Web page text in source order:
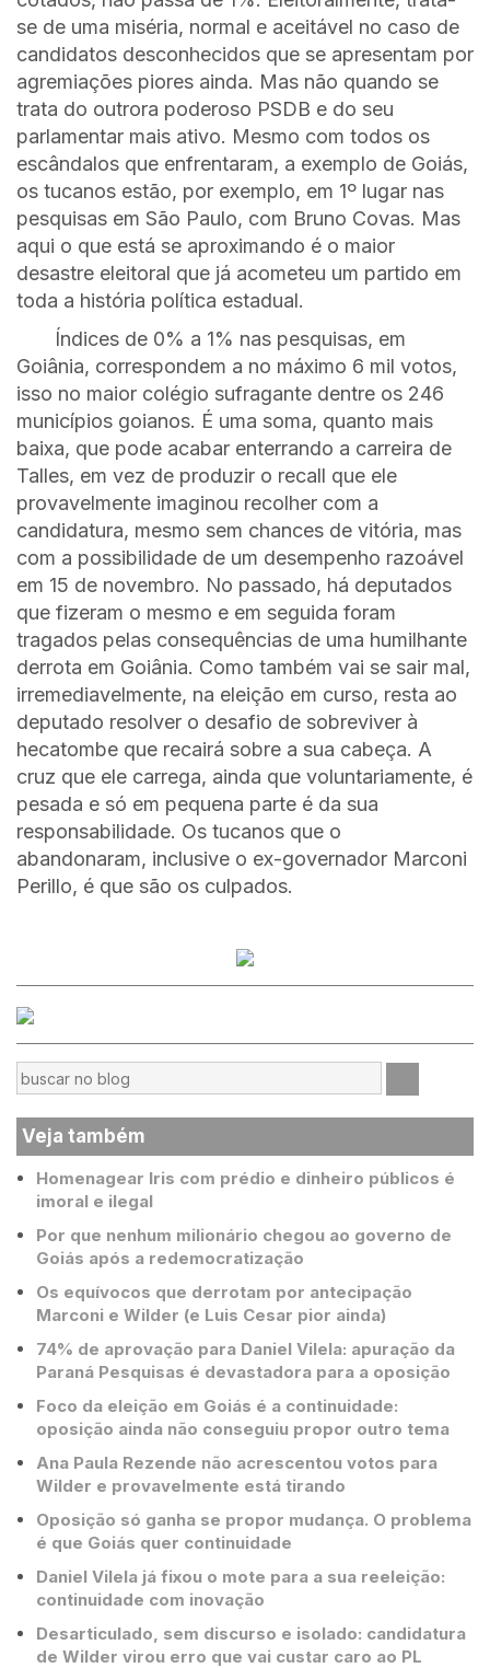
se de uma miséria, normal e aceitável no caso de
candidatos desconhecidos que se apresentam por
agremiações piores ainda. Mas não quando se
trata do outrora poderoso PSDB e do seu
parlamentar mais ativo. Mesmo com todos os
escândalos que enfrentaram, a exemplo de Goiás,
os tucanos estão, por exemplo, em 1º lugar nas
pesquisas em São Paulo, com Bruno Covas. Mas
aqui o que está se aproximando é o maior
desastre eleitoral que já acometeu um partido em
toda a história política estadual.
Índices de 0% a 1% nas pesquisas, em
Goiânia, correspondem a no máximo 6 mil votos,
isso no maior colégio sufragante dentre os 246
municípios goianos. É uma soma, quanto mais
baixa, que pode acabar enterrando a carreira de
Talles, em vez de produzir o recall que ele
provavelmente imaginou recolher com a
candidatura, mesmo sem chances de vitória, mas
com a possibilidade de um desempenho razoável
em 15 de novembro. No passado, há deputados
que fizeram o mesmo e em seguida foram
tragados pelas consequências de uma humilhante
derrota em Goiânia. Como também vai se sair mal,
irremediavelmente, na eleição em curso, resta ao
deputado resolver o desafio de sobreviver à
hecatombe que recairá sobre a sua cabeça. A
cruz que ele carrega, ainda que voluntariamente, é
pesada e só em pequena parte é da sua
responsabilidade. Os tucanos que o
abandonaram, inclusive o ex-governador Marconi
Perillo, é que são os culpados.
Veja também
Homenagear Iris com prédio e dinheiro públicos é
imoral e ilegal
Por que nenhum milionário chegou ao governo de
Goiás após a redemocratização
Os equívocos que derrotam por antecipação
Marconi e Wilder (e Luis Cesar pior ainda)
74% de aprovação para Daniel Vilela: apuração da
Paraná Pesquisas é devastadora para a oposição
Foco da eleição em Goiás é a continuidade:
oposição ainda não conseguiu propor outro tema
Ana Paula Rezende não acrescentou votos para
Wilder e provavelmente está tirando
Oposição só ganha se propor mudança. O problema
é que Goiás quer continuidade
Daniel Vilela já fixou o mote para a sua reeleição:
continuidade com inovação
Desarticulado, sem discurso e isolado: candidatura
de Wilder virou erro que vai custar caro ao PL